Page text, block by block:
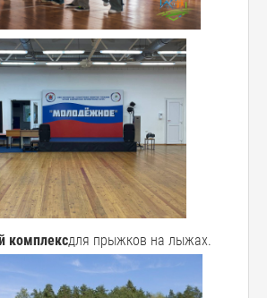
комплексдля прыжков на лыжах.